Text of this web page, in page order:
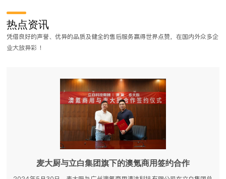
商用厨房工程是一项非常严谨的工作，在做厨房工程对菜式品类、装修风
格要求比较高，需要不同程度的定制工作和流程。那么，商用厨房工程设
计都有哪些流程？
热点资讯
凭借良好的声誉、优异的品质及健全的售后服务赢得世界点赞，在国内外众多企
业大放异彩 ！
麦大厨与立白集团旗下的澳氪商用签约合作